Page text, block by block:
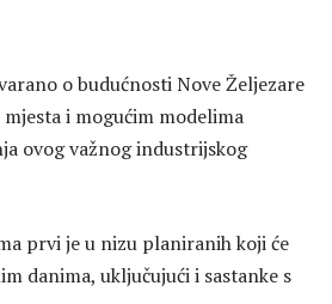
o budućnosti Nove Željezare
i mogućim modelima
ovog važnog industrijskog
prvi je u nizu planiranih koji će
danima, uključujući i sastanke s